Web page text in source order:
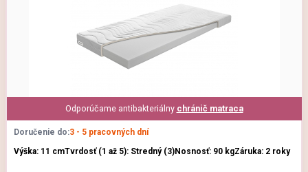
Odporúčame antibakteriálny chránič matraca
Doručenie do:3 - 5 pracovných dní
Výška: 11 cmTvrdosť (1 až 5): Stredný (3)Nosnosť: 90 kgZáruka: 2 roky